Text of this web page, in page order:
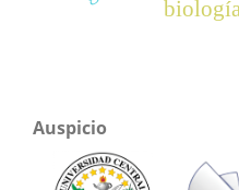
Auspicio